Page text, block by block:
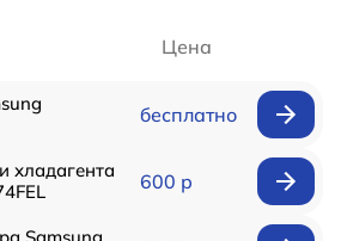
Цена
бесплатно
хладагента
600 р